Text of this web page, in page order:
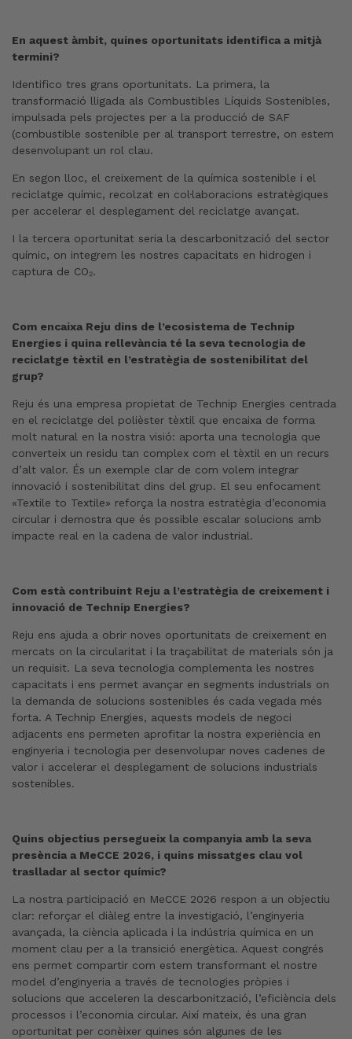
En aquest àmbit, quines oportunitats identifica a mitjà
termini?
Identifico tres grans oportunitats. La primera, la
transformació lligada als Combustibles Líquids Sostenibles,
impulsada pels projectes per a la producció de SAF
(combustible sostenible per al transport terrestre, on estem
desenvolupant un rol clau.
En segon lloc, el creixement de la química sostenible i el
reciclatge químic, recolzat en col·laboracions estratègiques
per accelerar el desplegament del reciclatge avançat.
I la tercera oportunitat seria la descarbonització del sector
químic, on integrem les nostres capacitats en hidrogen i
captura de CO₂.
Com encaixa Reju dins de l’ecosistema de Technip
Energies i quina rellevància té la seva tecnologia de
reciclatge tèxtil en l’estratègia de sostenibilitat del
grup?
Reju és una empresa propietat de Technip Energies centrada
en el reciclatge del polièster tèxtil que encaixa de forma
molt natural en la nostra visió: aporta una tecnologia que
converteix un residu tan complex com el tèxtil en un recurs
d’alt valor. És un exemple clar de com volem integrar
innovació i sostenibilitat dins del grup. El seu enfocament
«Textile to Textile» reforça la nostra estratègia d’economia
circular i demostra que és possible escalar solucions amb
impacte real en la cadena de valor industrial.
Com està contribuint Reju a l’estratègia de creixement i
innovació de Technip Energies?
Reju ens ajuda a obrir noves oportunitats de creixement en
mercats on la circularitat i la traçabilitat de materials són ja
un requisit. La seva tecnologia complementa les nostres
capacitats i ens permet avançar en segments industrials on
la demanda de solucions sostenibles és cada vegada més
forta. A Technip Energies, aquests models de negoci
adjacents ens permeten aprofitar la nostra experiència en
enginyeria i tecnologia per desenvolupar noves cadenes de
valor i accelerar el desplegament de solucions industrials
sostenibles.
Quins objectius persegueix la companyia amb la seva
presència a MeCCE 2026, i quins missatges clau vol
traslladar al sector químic?
La nostra participació en MeCCE 2026 respon a un objectiu
clar: reforçar el diàleg entre la investigació, l’enginyeria
avançada, la ciència aplicada i la indústria química en un
moment clau per a la transició energètica. Aquest congrés
ens permet compartir com estem transformant el nostre
model d’enginyeria a través de tecnologies pròpies i
solucions que acceleren la descarbonització, l’eficiència dels
processos i l’economia circular. Així mateix, és una gran
oportunitat per conèixer quines són algunes de les